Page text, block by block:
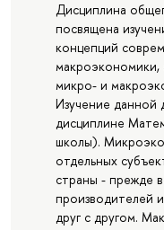
Дисциплина
посвящена
концепций
макроэкономики,
микро- и
Изучение данной
дисциплине
школы).
отдельных
страны - прежде
производителей
друг с другом.